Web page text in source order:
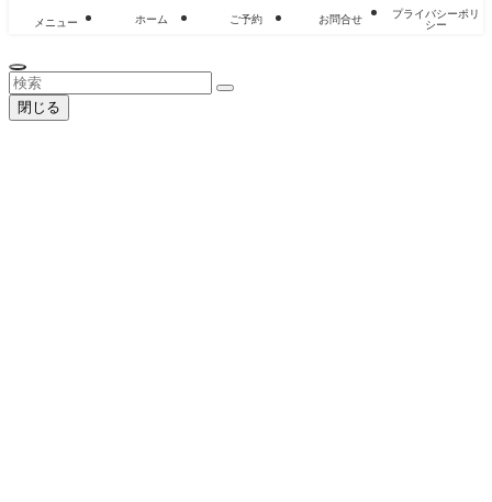
メニュー ホーム ご予約 お問合せ
プライバシーポリ
シー
閉じる